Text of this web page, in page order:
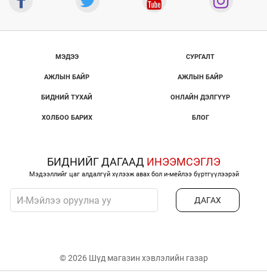
МЭДЭЭ
АЖЛЫН БАЙР
БИДНИЙ ТУХАЙ
ХОЛБОО БАРИХ
СУРГАЛТ
АЖЛЫН БАЙР
ОНЛАЙН ДЭЛГҮҮР
БЛОГ
БИДНИЙГ ДАГААД ИНЭЭМСЭГЛЭ
Мэдээллийг цаг алдалгүй хүлээж авах бол и-мейлээ бүртгүүлээрэй
ДАГАХ
© 2026 Шүд магазин хэвлэлийн газар